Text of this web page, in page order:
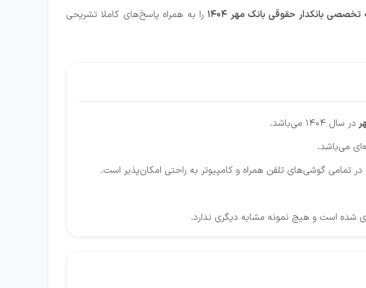
بانکدار حقوقی بانک مهر ۱۴۰4
را به‌ همراه پاسخ‌های کاملا تشریحی
در سال 1404 می‌باشد.
می‌باشد.
تمامی گوشی‌های تلفن همراه و کامپیوتر به راحتی امکان‌پذیر است.
شده است و هیچ نمونه مشابه دیگری ندارد.